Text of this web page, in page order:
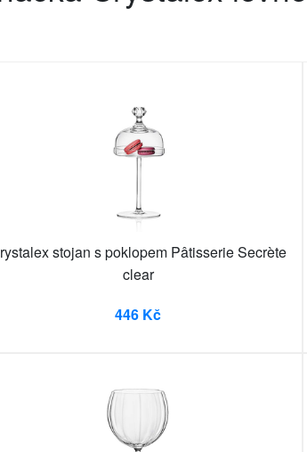
stojan s poklopem Pâtisserie Secrète
clear
446 Kč